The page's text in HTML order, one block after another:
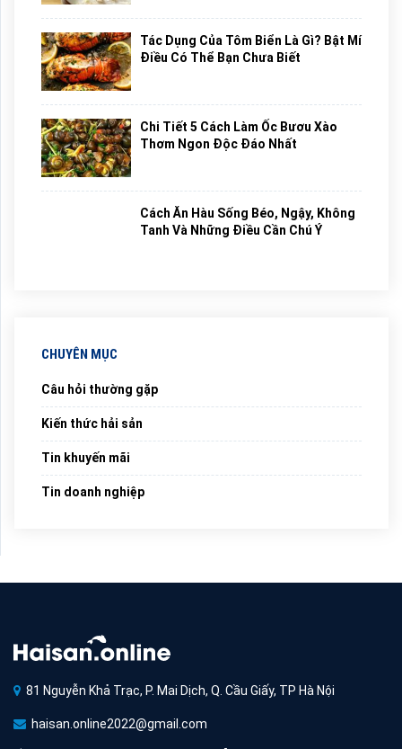
Tác Dụng Của Tôm Biển Là Gì? Bật Mí
Điều Có Thể Bạn Chưa Biết
Chi Tiết 5 Cách Làm Ốc Bươu Xào
Thơm Ngon Độc Đáo Nhất
Cách Ăn Hàu Sống Béo, Ngậy, Không
Tanh Và Những Điều Cần Chú Ý
CHUYÊN MỤC
Câu hỏi thường gặp
Kiến thức hải sản
Tin khuyến mãi
Tin doanh nghiệp
81 Nguyễn Khả Trạc, P. Mai Dịch, Q. Cầu Giấy, TP Hà Nội
haisan.online2022@gmail.com